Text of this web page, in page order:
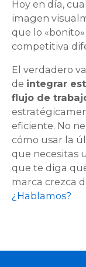
Hoy en día,
imagen
que lo
competitiva
El verdadero
de integrar
flujo de
eficiente. No
cómo usar la
que necesitas
que te diga
marca crezca
¿Hablamos?